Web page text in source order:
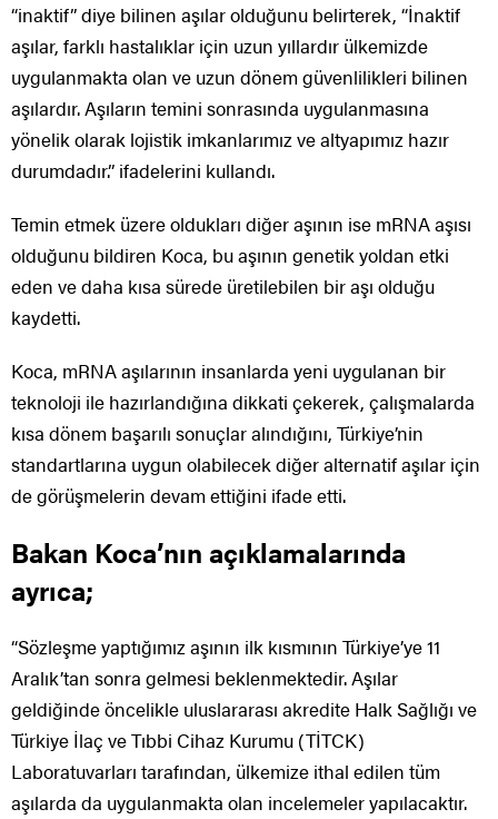
“inaktif” diye bilinen aşılar olduğunu belirterek, “İnaktif
aşılar, farklı hastalıklar için uzun yıllardır ülkemizde
uygulanmakta olan ve uzun dönem güvenlilikleri bilinen
aşılardır. Aşıların temini sonrasında uygulanmasına
yönelik olarak lojistik imkanlarımız ve altyapımız hazır
durumdadır.” ifadelerini kullandı.
Temin etmek üzere oldukları diğer aşının ise mRNA aşısı
olduğunu bildiren Koca, bu aşının genetik yoldan etki
eden ve daha kısa sürede üretilebilen bir aşı olduğu
kaydetti.
Koca, mRNA aşılarının insanlarda yeni uygulanan bir
teknoloji ile hazırlandığına dikkati çekerek, çalışmalarda
kısa dönem başarılı sonuçlar alındığını, Türkiye’nin
standartlarına uygun olabilecek diğer alternatif aşılar için
de görüşmelerin devam ettiğini ifade etti.
Bakan Koca’nın açıklamalarında
ayrıca;
“Sözleşme yaptığımız aşının ilk kısmının Türkiye’ye 11
Aralık’tan sonra gelmesi beklenmektedir. Aşılar
geldiğinde öncelikle uluslararası akredite Halk Sağlığı ve
Türkiye İlaç ve Tıbbi Cihaz Kurumu (TİTCK)
Laboratuvarları tarafından, ülkemize ithal edilen tüm
aşılarda da uygulanmakta olan incelemeler yapılacaktır.